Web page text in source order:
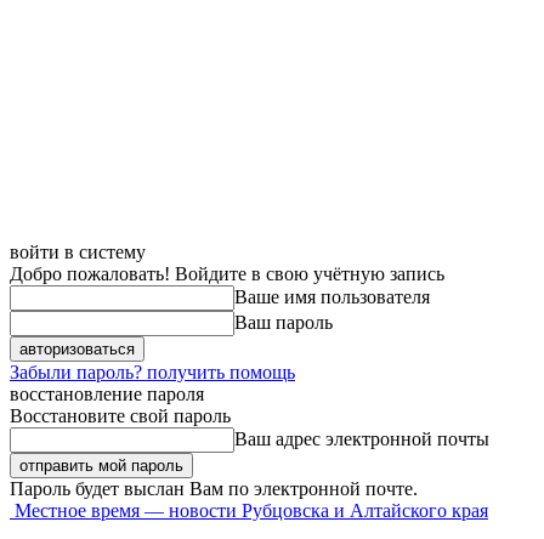
войти в систему
Добро пожаловать! Войдите в свою учётную запись
Ваше имя пользователя
Ваш пароль
Забыли пароль? получить помощь
восстановление пароля
Восстановите свой пароль
Ваш адрес электронной почты
Пароль будет выслан Вам по электронной почте.
Местное время — новости Рубцовска и Алтайского края